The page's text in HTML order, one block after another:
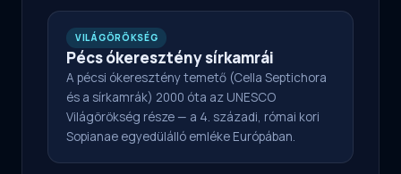
VILÁGÖRÖKSÉG
Pécs ókeresztény sírkamrái
A pécsi ókeresztény temető (Cella Septichora
és a sírkamrák) 2000 óta az UNESCO
Világörökség része — a 4. századi, római kori
Sopianae egyedülálló emléke Európában.